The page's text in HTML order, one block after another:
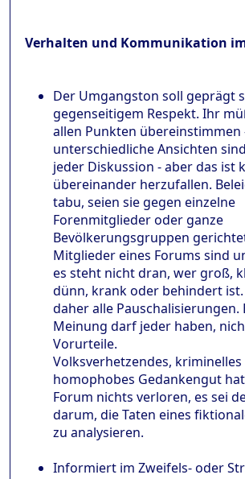
Verhalten und Kommunikation
Der Umgangston soll geprägt
gegenseitigem Respekt. Ihr
allen Punkten übereinstimmen
unterschiedliche Ansichten
jeder Diskussion - aber das ist
übereinander herzufallen.
tabu, seien sie gegen einzelne
Forenmitglieder oder ganze
Bevölkerungsgruppen
Mitglieder eines Forums sind
es steht nicht dran, wer groß,
dünn, krank oder behindert
daher alle Pauschalisierungen.
Meinung darf jeder haben,
Vorurteile.
Volksverhetzendes, kriminelles
homophobes Gedankengut
Forum nichts verloren, es sei
darum, die Taten eines
zu analysieren.
Informiert im Zweifels- oder